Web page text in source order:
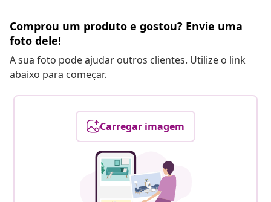
Comprou um produto e gostou? Envie uma
foto dele!
A sua foto pode ajudar outros clientes. Utilize o link
abaixo para começar.
Carregar imagem